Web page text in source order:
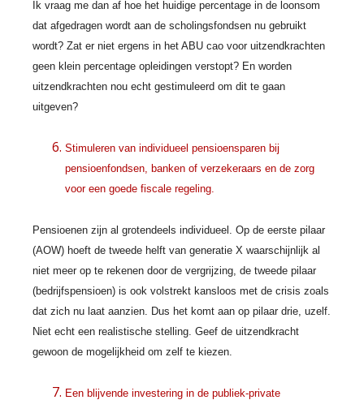
Ik vraag me dan af hoe het huidige percentage in de loonsom
dat afgedragen wordt aan de scholingsfondsen nu gebruikt
wordt? Zat er niet ergens in het ABU cao voor uitzendkrachten
geen klein percentage opleidingen verstopt? En worden
uitzendkrachten nou echt gestimuleerd om dit te gaan
uitgeven?
Stimuleren van individueel pensioensparen bij
pensioenfondsen, banken of verzekeraars en de zorg
voor een goede fiscale regeling.
Pensioenen zijn al grotendeels individueel. Op de eerste pilaar
(AOW) hoeft de tweede helft van generatie X waarschijnlijk al
niet meer op te rekenen door de vergrijzing, de tweede pilaar
(bedrijfspensioen) is ook volstrekt kansloos met de crisis zoals
dat zich nu laat aanzien. Dus het komt aan op pilaar drie, uzelf.
Niet echt een realistische stelling. Geef de uitzendkracht
gewoon de mogelijkheid om zelf te kiezen.
Een blijvende investering in de publiek-private